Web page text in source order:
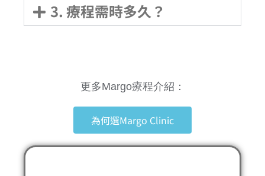
3. 療程需時多久？
更多Margo療程介紹：
為何選Margo Clinic